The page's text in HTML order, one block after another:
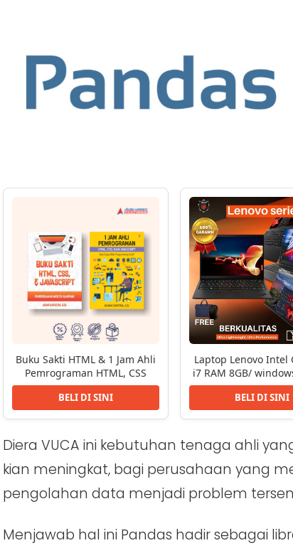
Buku Sakti HTML & 1 Jam Ahli
Pemrograman HTML, CSS
BELI DI SINI
Laptop Lenovo Intel
i7 RAM 8GB/
BELI DI SINI
Diera VUCA ini kebutuhan tenaga ahli
kian meningkat, bagi perusahaan yang
pengolahan data menjadi problem
Menjawab hal ini Pandas hadir sebagai